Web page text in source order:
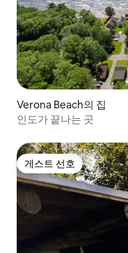
Verona Beach의 집
인도가 끝나는 곳
게스트 선호
게스트 선호